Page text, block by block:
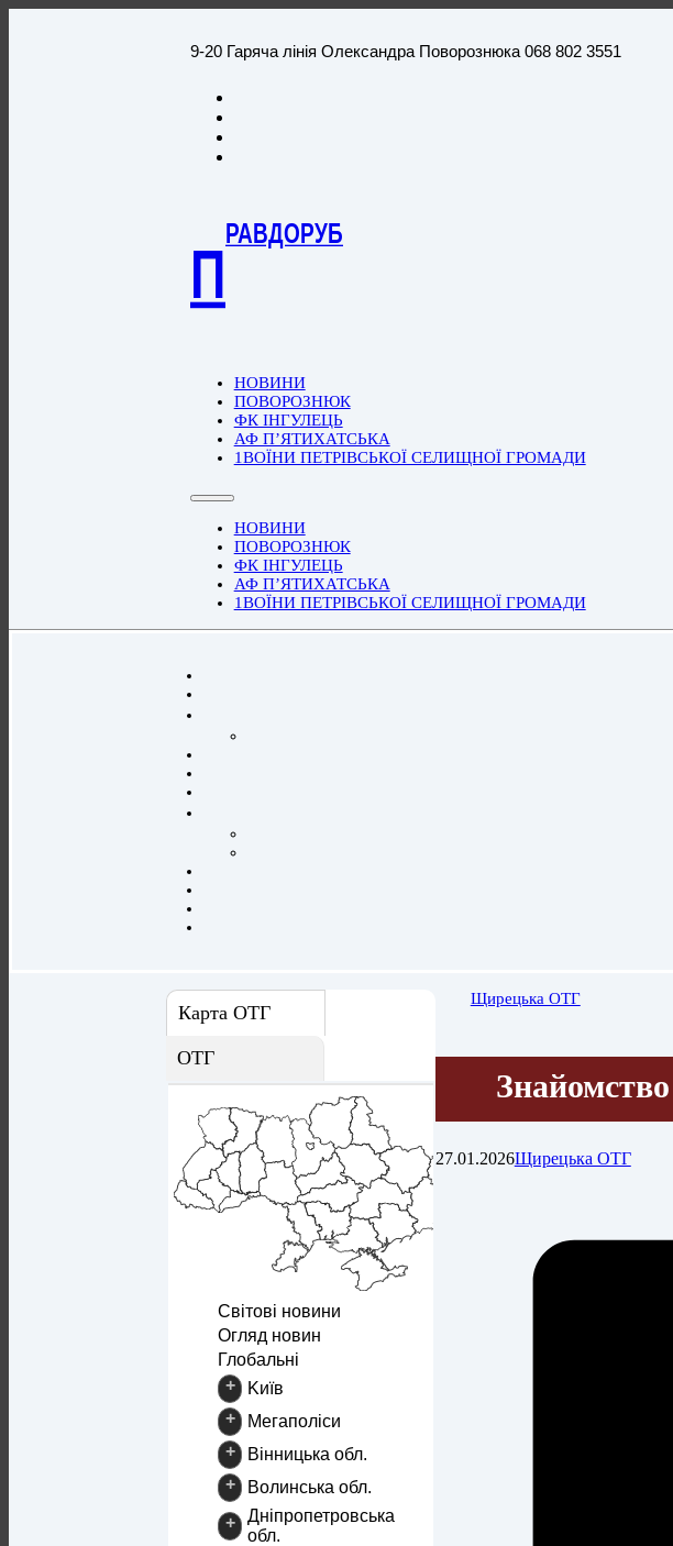
9-20 Гаряча лінія Олександра Поворознюка 068 802 3551
П
РАВДОРУБ
НОВИНИ
ПОВОРОЗНЮК
ФК ІНГУЛЕЦЬ
АФ П’ЯТИХАТСЬКА
1ВОЇНИ ПЕТРІВСЬКОЇ СЕЛИЩНОЇ ГРОМАДИ
НОВИНИ
ПОВОРОЗНЮК
ФК ІНГУЛЕЦЬ
АФ П’ЯТИХАТСЬКА
1ВОЇНИ ПЕТРІВСЬКОЇ СЕЛИЩНОЇ ГРОМАДИ
Карта ОТГ
ОТГ
Світові новини
Огляд новин
Глобальні
+
Kиїв
+
Mегаполіси
+
Вінницька обл.
+
Волинська обл.
+
Дніпропетровська
обл.
Щирецька ОТГ
27.01.2026Щирецька ОТГ